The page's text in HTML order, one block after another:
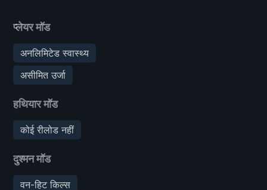
प्लेयर मॉड
अनलिमिटेड स्वास्थ्य
असीमित उर्जा
हथियार मॉड
कोई रीलोड नहीं
दुश्मन मॉड
वन-हिट किल्स